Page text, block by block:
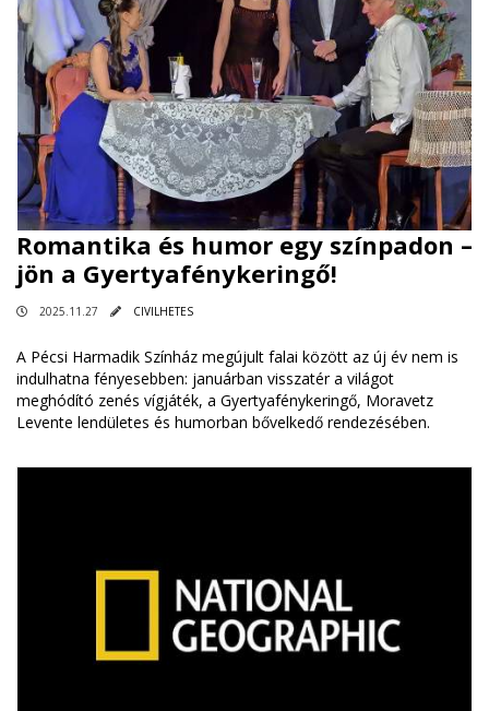
Romantika és humor egy színpadon –
jön a Gyertyafénykeringő!
2025.11.27 CIVILHETES
A Pécsi Harmadik Színház megújult falai között az új év nem is
indulhatna fényesebben: januárban visszatér a világot
meghódító zenés vígjáték, a Gyertyafénykeringő, Moravetz
Levente lendületes és humorban bővelkedő rendezésében.